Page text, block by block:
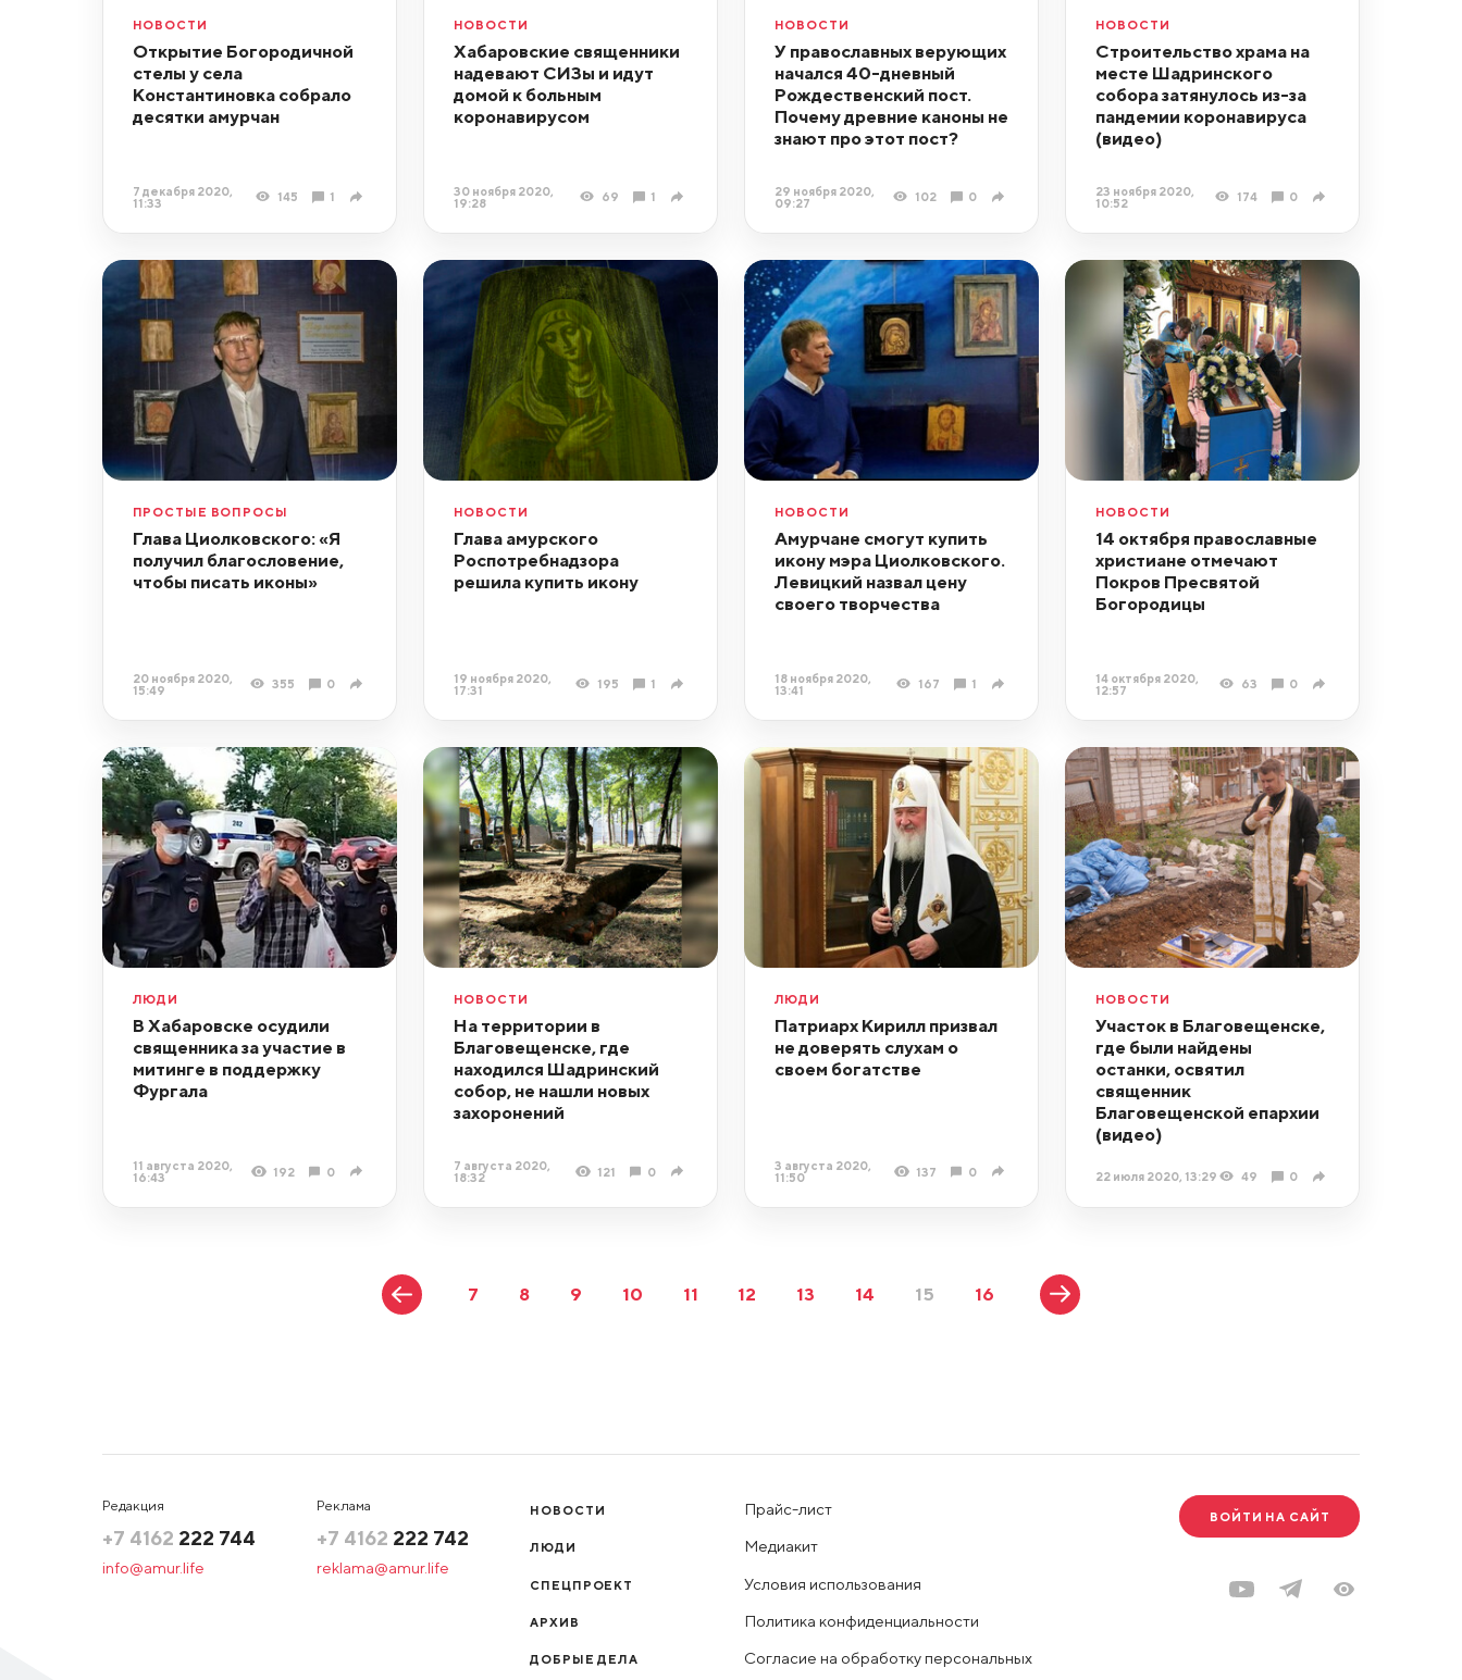
НОВОСТИ
Открытие Богородичной
стелы у села
Константиновка собрало
десятки амурчан
7 декабря 2020,
11:33
145 1
НОВОСТИ
Хабаровские священники
надевают СИЗы и идут
домой к больным
коронавирусом
30 ноября 2020,
19:28
69 1
НОВОСТИ
У православных верующих
начался 40-дневный
Рождественский пост.
Почему древние каноны не
знают про этот пост?
29 ноября 2020,
09:27
102 0
НОВОСТИ
Строительство храма на
месте Шадринского
собора затянулось из-за
пандемии коронавируса
(видео)
23 ноября 2020,
10:52
174 0
ПРОСТЫЕ ВОПРОСЫ
Глава Циолковского: «Я
получил благословение,
чтобы писать иконы»
20 ноября 2020,
15:49
355 0
НОВОСТИ
Глава амурского
Роспотребнадзора
решила купить икону
19 ноября 2020,
17:31
195 1
НОВОСТИ
Амурчане смогут купить
икону мэра Циолковского.
Левицкий назвал цену
своего творчества
18 ноября 2020,
13:41
167 1
НОВОСТИ
14 октября православные
христиане отмечают
Покров Пресвятой
Богородицы
14 октября 2020,
12:57
63 0
ЛЮДИ
В Хабаровске осудили
священника за участие в
митинге в поддержку
Фургала
11 августа 2020,
16:43
192 0
НОВОСТИ
На территории в
Благовещенске, где
находился Шадринский
собор, не нашли новых
захоронений
7 августа 2020,
18:32
121 0
ЛЮДИ
Патриарх Кирилл призвал
не доверять слухам о
своем богатстве
3 августа 2020,
11:50
137 0
НОВОСТИ
Участок в Благовещенске,
где были найдены
останки, освятил
священник
Благовещенской епархии
(видео)
22 июля 2020, 13:29 49 0
7 8 9 10 11 12 13 14 15 16
Редакция
+7 4162 222 744
info@amur.life
Реклама
+7 4162 222 742
reklama@amur.life
НОВОСТИ
ЛЮДИ
СПЕЦПРОЕКТ
АРХИВ
ДОБРЫЕ ДЕЛА
Прайс-лист
Медиакит
Условия использования
Политика конфиденциальности
Согласие на обработку персональных
ВОЙТИ НА САЙТ